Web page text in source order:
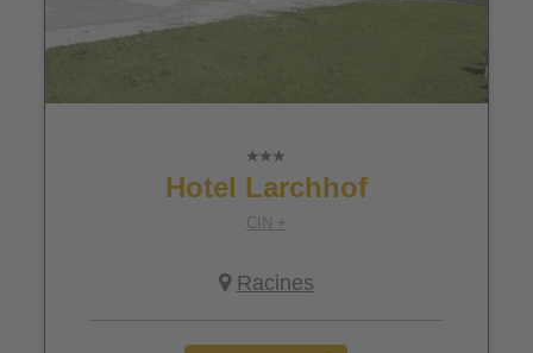
Hotel Larchhof
CIN +
Racines